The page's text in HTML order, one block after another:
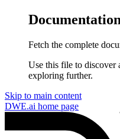
Fetch the complete
Use this file to discover
exploring further.
Skip to main content
DWE.ai home page